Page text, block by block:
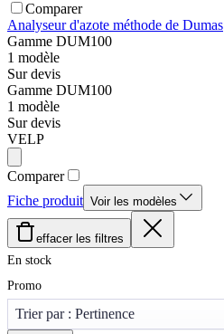
Comparer
Analyseur d'azote méthode de Dumas
Gamme DUM100
1 modèle
Sur devis
Gamme DUM100
1 modèle
Sur devis
VELP
Comparer
Fiche produit Voir les modèles
effacer les filtres
En stock
Promo